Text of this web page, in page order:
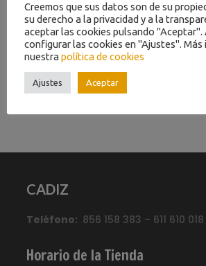
Suelo Vinilico Suelo Vinilo Blanco
Suelo Vinilo Liberty Clic Suelo Vinilo
Suelo Vinilo Livyn Suelo Vinílico Blanco
Tarima AC5 Tarima Flotante
CADIZ
Teléfono: 856 158 383 – 611 610 018
Horario de la Tienda
Creemos que sus datos son de su
su derecho a la privacidad y a la
aceptar las cookies pulsando "Aceptar".
configurar las cookies en "Ajustes". Más
nuestra política de cookies
Ajustes Aceptar